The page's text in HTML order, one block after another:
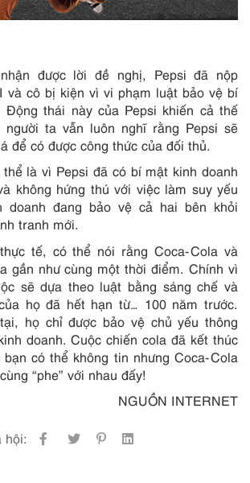
được lời đề nghị, Pepsi đã nộp
và cô bị kiện vì vi phạm luật bảo vệ bí
Động thái này của Pepsi khiến cả thế
ta vẫn luôn nghĩ rằng Pepsi sẽ
để có được công thức của đối thủ.
là vì Pepsi đã có bí mật kinh doanh
không hứng thú với việc làm suy yếu
doanh đang bảo vệ cả hai bên khỏi
tranh mới.
tế, có thể nói rằng Coca-Cola và
gần như cùng một thời điểm. Chính vì
sẽ dựa theo luật bằng sáng chế và
họ đã hết hạn từ… 100 năm trước.
họ chỉ được bảo vệ chủ yếu thông
doanh. Cuộc chiến cola đã kết thúc
có thể không tin nhưng Coca-Cola
“phe” với nhau đấy!
NGUỒN INTERNET
hội: